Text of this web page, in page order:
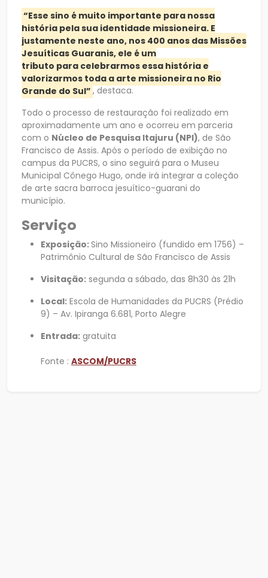
“Esse sino é muito importante para nossa
história pela sua identidade missioneira. E
justamente neste ano, nos 400 anos das Missões
Jesuíticas Guaranis, ele é um
tributo para celebrarmos essa história e
valorizarmos toda a arte missioneira no Rio
Grande do Sul” , destaca.
Todo o processo de restauração foi realizado em
aproximadamente um ano e ocorreu em parceria
com o Núcleo de Pesquisa Itajuru (NPI), de São
Francisco de Assis. Após o período de exibição no
campus da PUCRS, o sino seguirá para o Museu
Municipal Cônego Hugo, onde irá integrar a coleção
de arte sacra barroca jesuítico-guarani do
município.
Serviço
Exposição:Sino Missioneiro (fundido em 1756) –
Patrimônio Cultural de São Francisco de Assis
Visitação: segunda a sábado, das 8h30 às 21h
Local: Escola de Humanidades da PUCRS (Prédio
9) – Av. Ipiranga 6.681, Porto Alegre
Entrada: gratuita
Fonte : ASCOM/PUCRS